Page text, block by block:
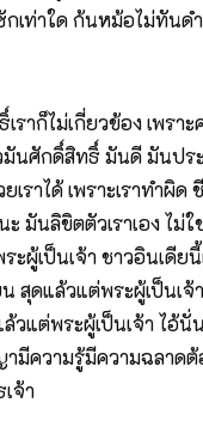
เท่าใด ก้นหม้อไม่ทันด
ก็ไม่เกี่ยวข้อง เพรา
นศักดิ์สิทธิ์ มันดี มันประ
เราได้ เพราะเราทำผิ
ะ มันลิขิตตัวเราเอง ไ
ผู้เป็นเจ้า ชาวอินเดียนี้
สุดแล้วแต่พระผู้เป็นเจ้
แต่พระผู้เป็นเจ้า ไอ้นั่
วามรู้มีความฉลาดต้
จ้า